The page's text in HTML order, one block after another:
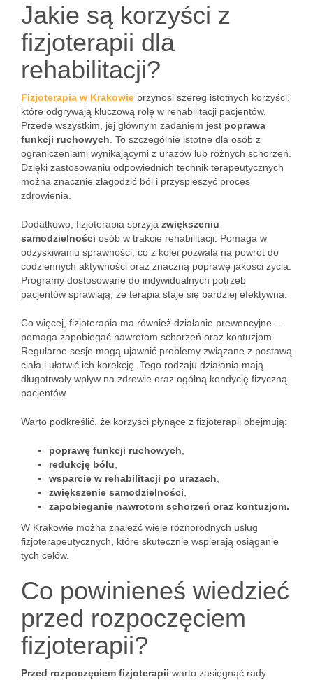
Jakie są korzyści z
fizjoterapii dla
rehabilitacji?
Fizjoterapia w Krakowie przynosi szereg istotnych korzyści,
które odgrywają kluczową rolę w rehabilitacji pacjentów.
Przede wszystkim, jej głównym zadaniem jest poprawa
funkcji ruchowych . To szczególnie istotne dla osób z
ograniczeniami wynikającymi z urazów lub różnych schorzeń.
Dzięki zastosowaniu odpowiednich technik terapeutycznych
można znacznie złagodzić ból i przyspieszyć proces
zdrowienia.
Dodatkowo, fizjoterapia sprzyja zwiększeniu
samodzielności osób w trakcie rehabilitacji. Pomaga w
odzyskiwaniu sprawności, co z kolei pozwala na powrót do
codziennych aktywności oraz znaczną poprawę jakości życia.
Programy dostosowane do indywidualnych potrzeb
pacjentów sprawiają, że terapia staje się bardziej efektywna.
Co więcej, fizjoterapia ma również działanie prewencyjne –
pomaga zapobiegać nawrotom schorzeń oraz kontuzjom.
Regularne sesje mogą ujawnić problemy związane z postawą
ciała i ułatwić ich korekcję. Tego rodzaju działania mają
długotrwały wpływ na zdrowie oraz ogólną kondycję fizyczną
pacjentów.
Warto podkreślić, że korzyści płynące z fizjoterapii obejmują:
poprawę funkcji ruchowych
redukcję bólu
wsparcie w rehabilitacji po urazach
zwiększenie samodzielności
zapobieganie nawrotom schorzeń oraz kontuzjom.
W Krakowie można znaleźć wiele różnorodnych usług
fizjoterapeutycznych, które skutecznie wspierają osiąganie
tych celów.
Co powinieneś wiedzieć
przed rozpoczęciem
fizjoterapii?
Przed rozpoczęciem fizjoterapii warto zasięgnąć rady